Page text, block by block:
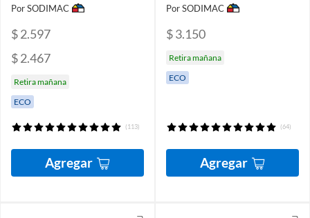
Por SODIMAC
$ 2.597
$ 2.467
Retira mañana
ECO
(113)
Agregar
Por SODIMAC
$ 3.150
Retira mañana
ECO
(64)
Agregar